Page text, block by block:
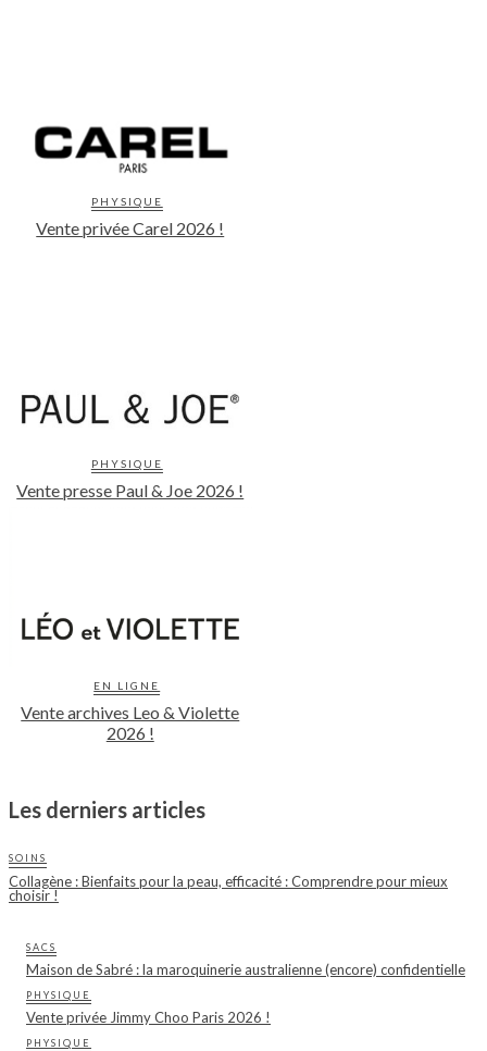
PHYSIQUE
Vente privée Carel 2026 !
PHYSIQUE
Vente presse Paul & Joe 2026 !
EN LIGNE
Vente archives Leo & Violette
2026 !
Les derniers articles
SOINS
Collagène : Bienfaits pour la peau, efficacité : Comprendre pour mieux
choisir !
SACS
Maison de Sabré : la maroquinerie australienne (encore) confidentielle
PHYSIQUE
Vente privée Jimmy Choo Paris 2026 !
PHYSIQUE